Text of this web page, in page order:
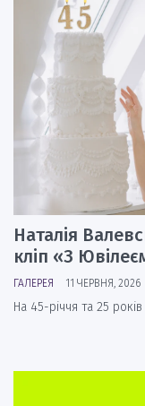
Наталія
кліп «З
ГАЛЕРЕЯ 11 ЧЕРВНЯ, 2026
На 45-річчя та 25